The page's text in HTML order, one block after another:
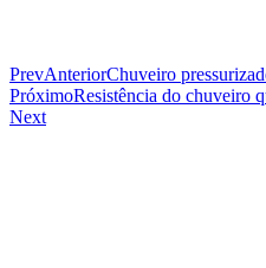
PrevAnteriorChuveiro
PróximoResistência do chuveiro
Next